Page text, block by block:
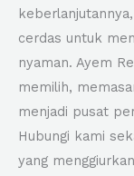
cerdas untuk
nyaman. Ayem
memilih,
menjadi pusat
Hubungi kami
yang